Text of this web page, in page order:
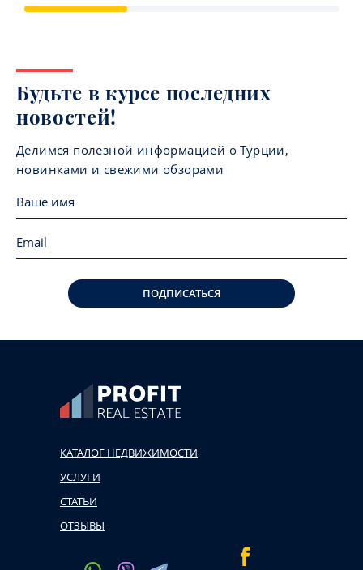
Будьте в курсе последних
новостей!
Делимся полезной информацией о Турции,
новинками и свежими обзорами
ПОДПИСАТЬСЯ
КАТАЛОГ НЕДВИЖИМОСТИ
УСЛУГИ
СТАТЬИ
ОТЗЫВЫ